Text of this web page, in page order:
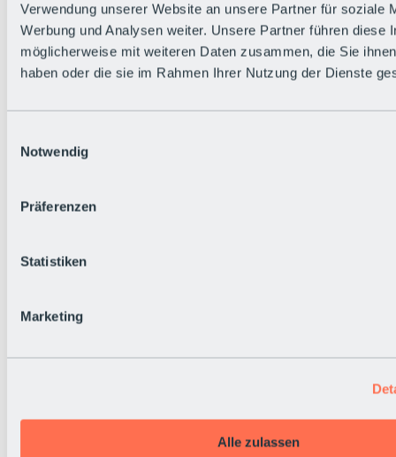
Verwendung unserer Website an unsere Partner für soziale
Werbung und Analysen weiter. Unsere Partner führen diese
möglicherweise mit weiteren Daten zusammen, die Sie
haben oder die sie im Rahmen Ihrer Nutzung der Dienste
Notwendig
Präferenzen
Statistiken
Marketing
Alle zulassen